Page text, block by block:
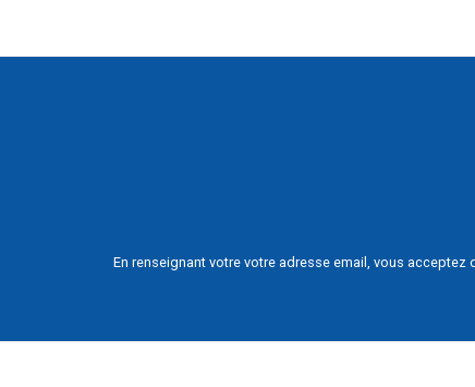
En renseignant votre votre adresse email, vous